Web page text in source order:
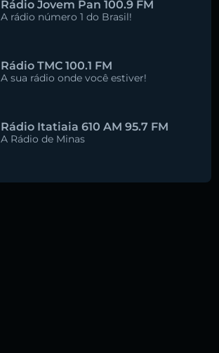
Rádio Jovem Pan 100.9 FM
A rádio número 1 do Brasil!
Rádio TMC 100.1 FM
A sua rádio onde você estiver!
Rádio Itatiaia 610 AM 95.7 FM
A Rádio de Minas